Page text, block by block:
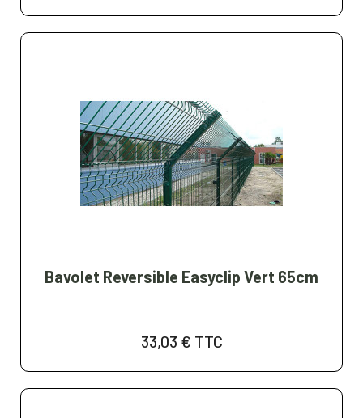
Bavolet Reversible Easyclip Vert 65cm
33,03 € TTC